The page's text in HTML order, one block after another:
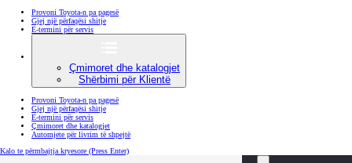
Provoni Toyota-n pa pagesë
Gjej një përfaqësi shitje
E-termini për servis
Çmimoret dhe katalogjet
Shërbimi për Klientë
Provoni Toyota-n pa pagesë
Gjej një përfaqësi shitje
E-termini për servis
Çmimoret dhe katalogjet
Automjete për livrim të shpejtë
Kalo te përmbajtja kryesore (Press Enter)